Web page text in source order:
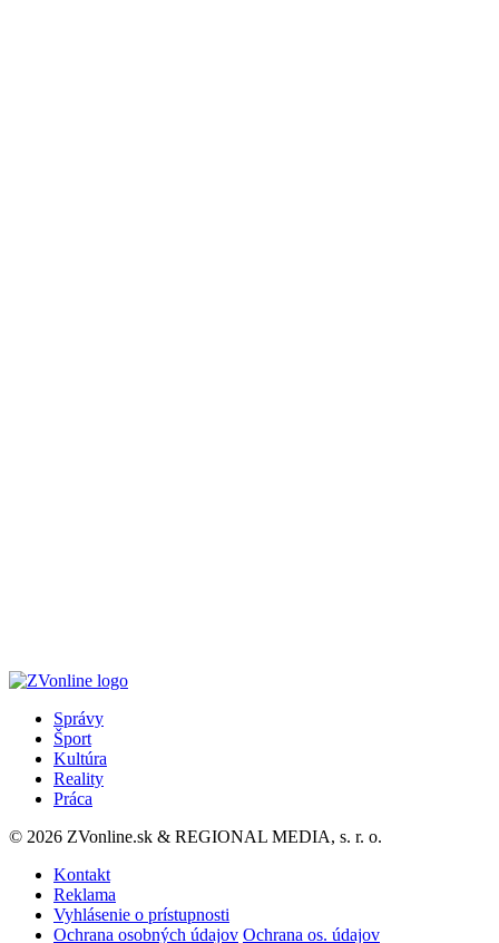
Správy
Šport
Kultúra
Reality
Práca
© 2026 ZVonline.sk & REGIONAL MEDIA, s. r. o.
Kontakt
Reklama
Vyhlásenie o prístupnosti
Ochrana osobných údajov Ochrana os. údajov